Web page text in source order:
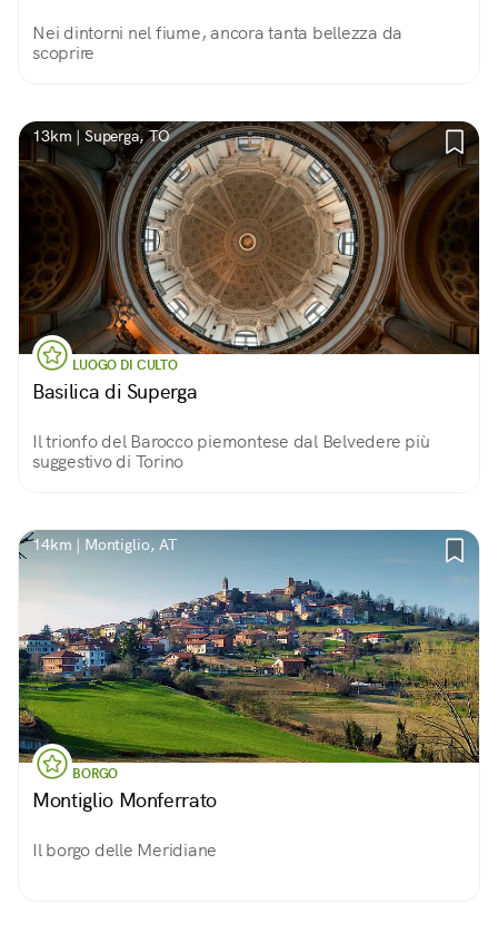
Nei dintorni nel fiume, ancora tanta bellezza da
scoprire
13km | Superga, TO
LUOGO DI CULTO
Basilica di Superga
Il trionfo del Barocco piemontese dal Belvedere più
suggestivo di Torino
14km | Montiglio, AT
BORGO
Montiglio Monferrato
Il borgo delle Meridiane